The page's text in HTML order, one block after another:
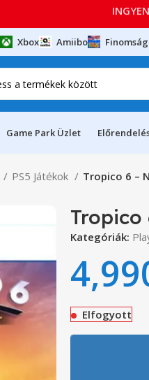
Xbox Amiibo
Game Park Üzlet
PS5 Játékok Tropico 6 –
Tropico
Kategóriák:
Elfogyott